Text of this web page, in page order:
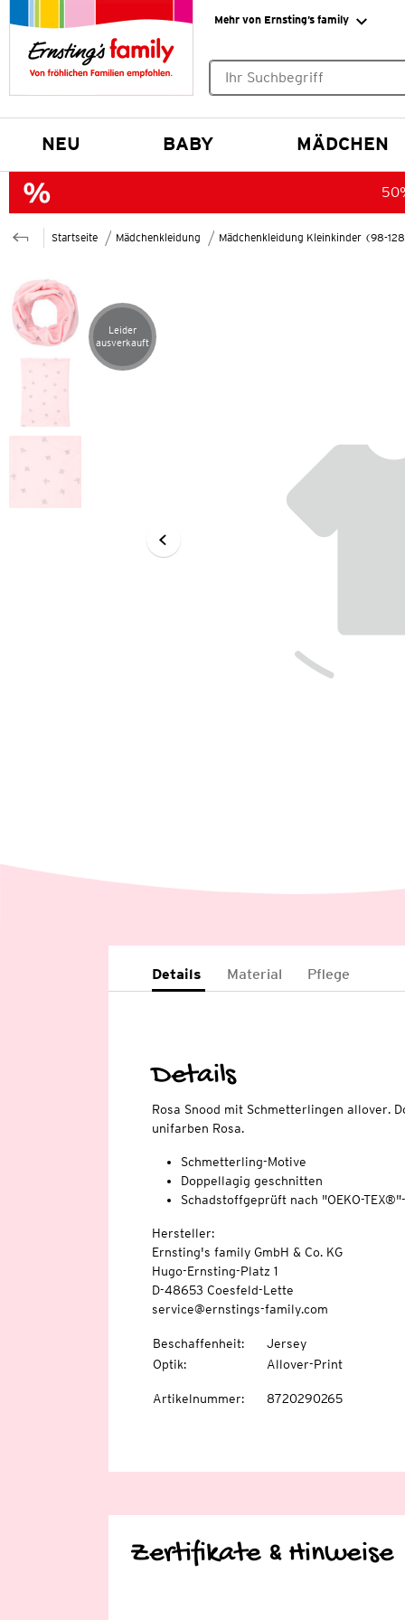
Mehr von Ernsting’s family
NEU BABY MÄDCHEN
Startseite Mädchenkleidung Mädchenkleidung Kleinkinder (98-
Artikel leider ausverkauft
Leider
ausverkauft
Details Material Pflege
Details
Rosa Snood mit Schmetterlingen allover.
unifarben Rosa.
Schmetterling-Motive
Doppellagig geschnitten
Schadstoffgeprüft nach "OEKO-
Hersteller:
Ernsting's family GmbH & Co. KG
Hugo-Ernsting-Platz 1
D-48653 Coesfeld-Lette
service@ernstings-family.com
Beschaffenheit:
Jersey
Optik: Allover-Print
Artikelnummer: 8720290265
Zertifikate & Hinweise